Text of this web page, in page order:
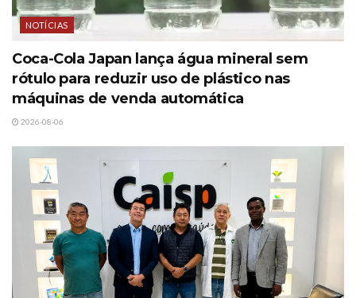
NOTÍCIAS
Coca-Cola Japan lança água mineral sem
rótulo para reduzir uso de plástico nas
máquinas de venda automática
2026-08-06